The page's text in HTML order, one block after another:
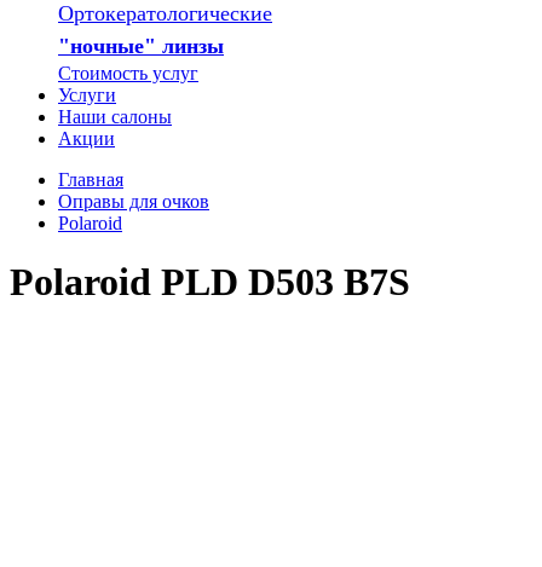
Ортокератологические
"ночные" линзы
Стоимость услуг
Услуги
Наши салоны
Акции
Главная
Оправы для очков
Polaroid
Polaroid PLD D503 B7S